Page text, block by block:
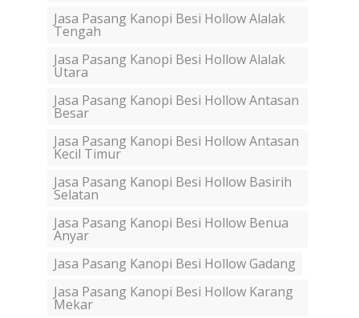
Jasa Pasang Kanopi Besi Hollow Alalak
Tengah
Jasa Pasang Kanopi Besi Hollow Alalak
Utara
Jasa Pasang Kanopi Besi Hollow Antasan
Besar
Jasa Pasang Kanopi Besi Hollow Antasan
Kecil Timur
Jasa Pasang Kanopi Besi Hollow Basirih
Selatan
Jasa Pasang Kanopi Besi Hollow Benua
Anyar
Jasa Pasang Kanopi Besi Hollow Gadang
Jasa Pasang Kanopi Besi Hollow Karang
Mekar